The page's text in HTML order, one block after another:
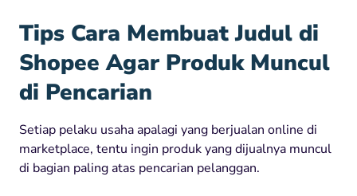
Tips Cara Membuat Judul di
ShopeeAgar Produk Muncul
di Pencarian
Setiap pelaku usaha apalagi yang berjualan online di
marketplace, tentu ingin produk yang dijualnya muncul
di bagian paling atas pencarian pelanggan.